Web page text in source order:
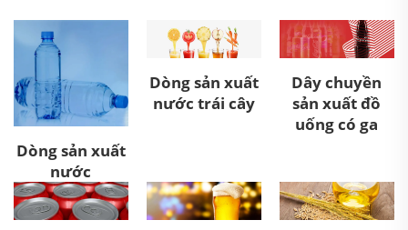
Dòng sản xuất
nước
Dòng sản xuất
nước trái cây
Dây chuyền
sản xuất đồ
uống có ga